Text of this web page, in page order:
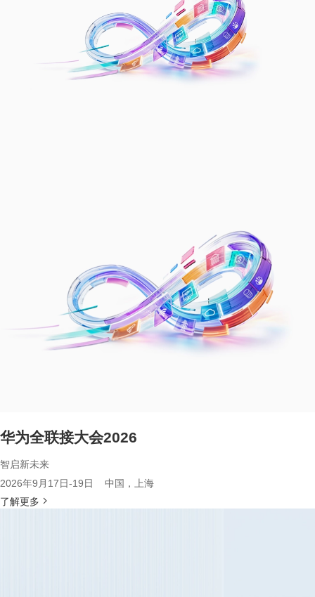
华为全联接大会2026
智启新未来
2026年9月17日-19日 中国，上海
了解更多